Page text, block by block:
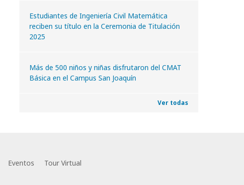
Estudiantes de Ingeniería Civil Matemática
reciben su título en la Ceremonia de Titulación
2025
Más de 500 niños y niñas disfrutaron del CMAT
Básica en el Campus San Joaquín
Ver todas
Eventos Tour Virtual